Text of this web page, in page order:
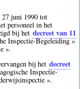
27 juni 1990 tot
personeel in het
bij het decreet van 11
Inspectie-Begeleiding »
».
bij het decreet
Inspectie-
».